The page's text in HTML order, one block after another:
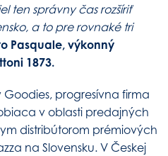
ten správny čas rozšíriť
a to pre rovnaké tri
Pasquale, výkonný
1873.
Goodies, progresívna firma
v oblasti predajných
distribútorom prémiových
na Slovensku. V Českej